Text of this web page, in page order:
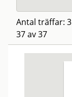
Antal träffar:
37 av 37